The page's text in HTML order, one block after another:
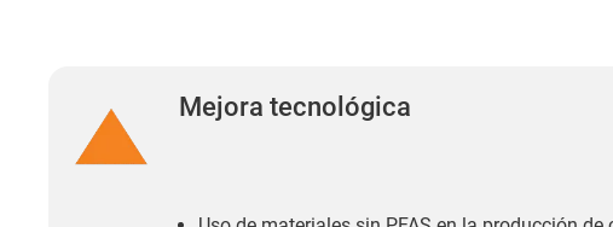
Mejora tecnológica